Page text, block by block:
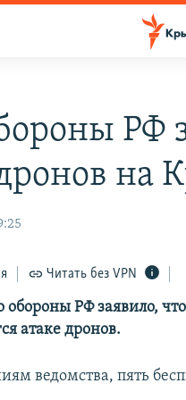
РФ
на
Читать без VPN
обороны РФ заявило,
атаке дронов.
ведомства, пять